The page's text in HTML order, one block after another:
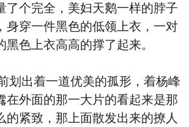
了个完全，美妇天鹅一样的脖子
⾝穿一件黑⾊的低领上⾐，一对
而结实的将‮的她‬黑⾊上⾐⾼⾼的撑了‮来起‬。
出着一道优美的孤形，着杨峰
面的那一大片的看‮来起‬是那
，那上面散‮出发‬来的撩人